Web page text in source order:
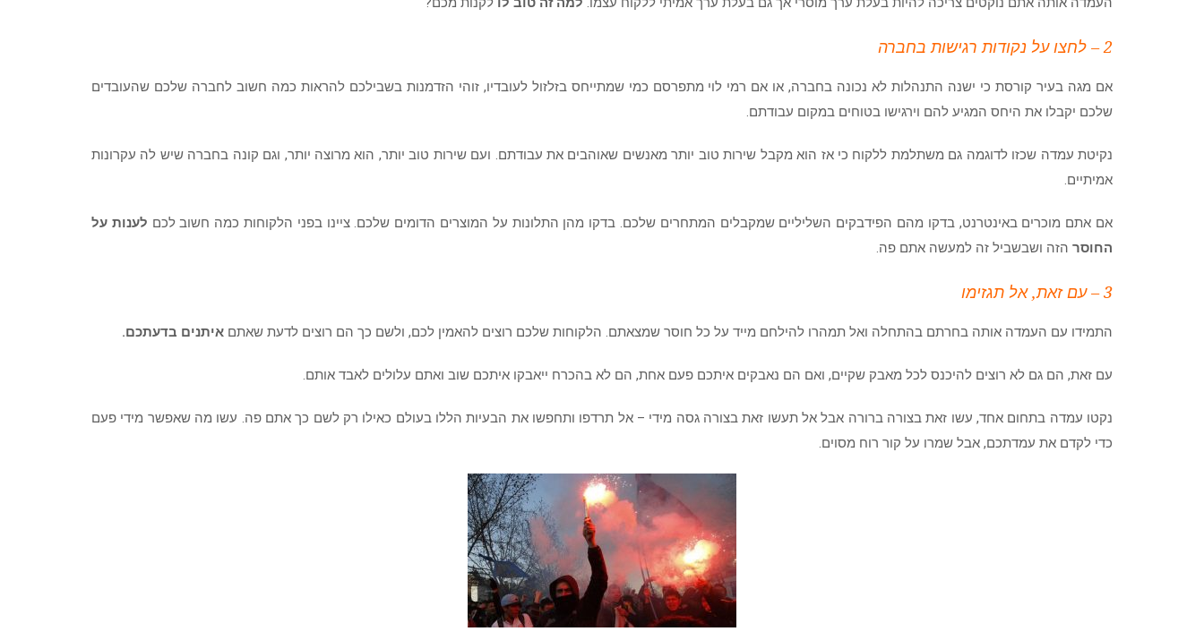
2 – לחצו על נקודות רגישות בחברה
אם מגה בעיר קורסת כי ישנה התנהלות לא נכונה בחברה, או אם רמי לוי מתפרסם כמי שמתייחס בזלזול לעובדיו, זוהי הזדמנות בשבילכם להראות כמה חשוב לחברה שלכם שהעובדים
שלכם יקבלו את היחס המגיע להם וירגישו בטוחים במקום עבודתם.
נקיטת עמדה שכזו לדוגמה גם משתלמת ללקוח כי אז הוא מקבל שירות טוב יותר מאנשים שאוהבים את עבודתם. ועם שירות טוב יותר, הוא מרוצה יותר, וגם קונה בחברה שיש לה עקרונות
אמיתיים.
אם אתם מוכרים באינטרנט, בדקו מהם הפידבקים השליליים שמקבלים המתחרים שלכם. בדקו מהן התלונות על המוצרים הדומים שלכם. ציינו בפני הלקוחות כמה חשוב לכם לענות על
החוסר הזה ושבשביל זה למעשה אתם פה.
3 – עם זאת, אל תגזימו
התמידו עם העמדה אותה בחרתם בהתחלה ואל תמהרו להילחם מייד על כל חוסר שמצאתם. הלקוחות שלכם רוצים להאמין לכם, ולשם כך הם רוצים לדעת שאתם איתנים בדעתכם.
עם זאת, הם גם לא רוצים להיכנס לכל מאבק שקיים, ואם הם נאבקים איתכם פעם אחת, הם לא בהכרח ייאבקו איתכם שוב ואתם עלולים לאבד אותם.
נקטו עמדה בתחום אחד, עשו זאת בצורה ברורה אבל אל תעשו זאת בצורה גסה מידי – אל תרדפו ותחפשו את הבעיות הללו בעולם כאילו רק לשם כך אתם פה. עשו מה שאפשר מידי פעם
כדי לקדם את עמדתכם, אבל שמרו על קור רוח מסוים.